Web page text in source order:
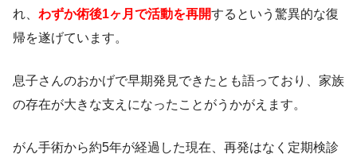
れ、 わずか術後1ヶ月で活動を再開するという驚異的な復
帰を遂げています。
息子さんのおかげで早期発見できたとも語っており、家族
の存在が大きな支えになったことがうかがえます。
がん手術から約5年が経過した現在、再発はなく定期検診